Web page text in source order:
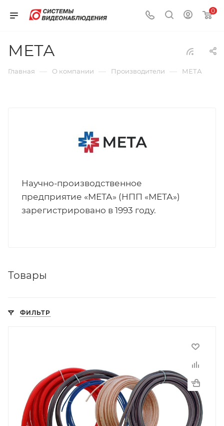
0
МЕТА
Главная — О компании — Производители — МЕТА
Научно-производственное
предприятие «МЕТА» (НПП «МЕТА»)
зарегистрировано в 1993 году.
Товары
ФИЛЬТР